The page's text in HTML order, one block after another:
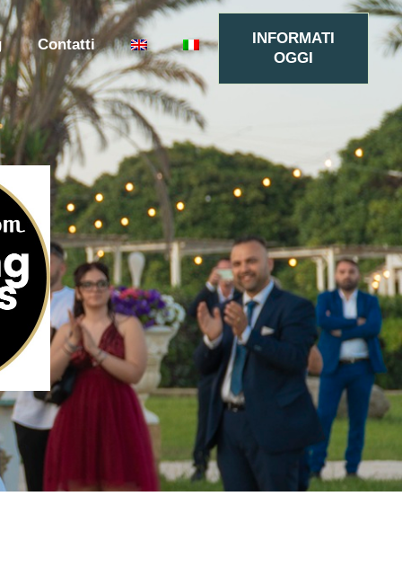
Contatti
INFORMATI
OGGI